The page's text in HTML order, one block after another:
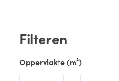
Filteren
Oppervlakte (m²)